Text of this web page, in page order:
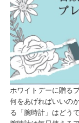
ホワイトデーに贈る
何をあげればいいの
る「腕時計」はどう